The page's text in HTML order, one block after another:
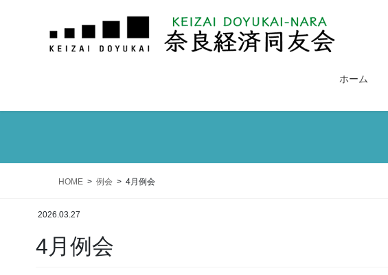
ホーム
HOME 例会 4月例会
2026.03.27
4月例会